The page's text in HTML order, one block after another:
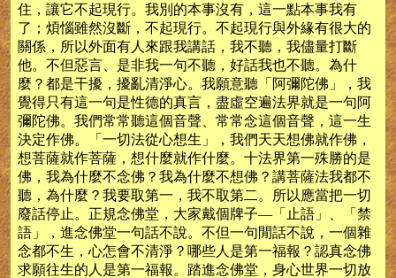
住，讓它不起現行。我別的本事沒有，這一點本事我有
了；煩惱雖然沒斷，不起現行。不起現行與外緣有很大的
關係，所以外面有人來跟我講話，我不聽，我儘量打斷
他。不但惡言、是非我一句不聽，好話我也不聽。為什
麼？都是干擾，擾亂清淨心。我願意聽「阿彌陀佛」，我
覺得只有這一句是性德的真言，盡虛空遍法界就是一句阿
彌陀佛。我們常常聽這個音聲、常常念這個音聲，這一生
決定作佛。「一切法從心想生」，我們天天想佛就作佛，
想菩薩就作菩薩，想什麼就作什麼。十法界第一殊勝的是
佛，我為什麼不念佛？我為什麼不想佛？講菩薩法我都不
聽，為什麼？我要取第一，我不取第二。所以應當把一切
廢話停止。正規念佛堂，大家戴個牌子—「止語」、「禁
語」，進念佛堂一句話不說。不但一句閒話不說，一個雜
念都不生，心怎會不清淨？哪些人是第一福報？認真念佛
求願往生的人是第一福報。踏進念佛堂，身心世界一切放